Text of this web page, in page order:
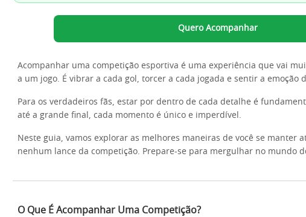
Quero Acompanhar
Acompanhar uma competição esportiva é uma experiência que vai
a um jogo. É vibrar a cada gol, torcer a cada jogada e sentir a emoção
Para os verdadeiros fãs, estar por dentro de cada detalhe é
até a grande final, cada momento é único e imperdível.
Neste guia, vamos explorar as melhores maneiras de você se manter
nenhum lance da competição. Prepare-se para mergulhar no mundo
O Que É Acompanhar Uma Competição?